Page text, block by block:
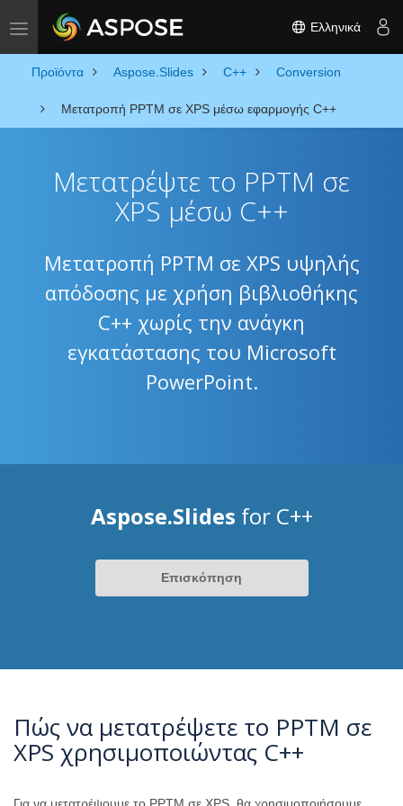
Toggle navigation Ελληνικά
Προϊόντα Aspose.Slides C++ Conversion
Μετατροπή PPTM σε XPS μέσω εφαρμογής C++
Μετατρέψτε το PPTM σε
XPS μέσω C++
Μετατροπή PPTM σε XPS υψηλής
απόδοσης με χρήση βιβλιοθήκης
C++ χωρίς την ανάγκη
εγκατάστασης του Microsoft
PowerPoint.
Aspose.Slides for C++
Επισκόπηση
Πώς να μετατρέψετε το PPTM σε
XPS χρησιμοποιώντας C++
Για να μετατρέψουμε το PPTM σε XPS, θα χρησιμοποιήσουμε